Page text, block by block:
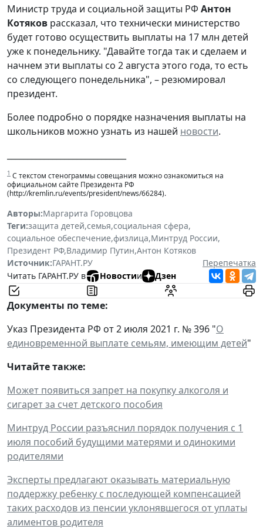
Министр труда и социальной защиты РФ Антон
Котяков рассказал, что технически министерство
будет готово осуществить выплаты на 17 млн детей
уже к понедельнику. "Давайте тогда так и сделаем и
начнем эти выплаты со 2 августа этого года, то есть
со следующего понедельника", – резюмировал
президент.
Более подробно о порядке назначения выплаты на
школьников можно узнать из нашей новости.
1 С текстом стенограммы совещания можно ознакомиться на
официальном сайте Президента РФ
(http://kremlin.ru/events/president/news/66284).
Авторы:Маргарита Горовцова
Теги:защита детей,семья,социальная сфера,
социальное обеспечение,физлица,Минтруд России,
Президент РФ,Владимир Путин,Антон Котяков
Источник:ГАРАНТ.РУ
Перепечатка
Читать ГАРАНТ.РУ в
Новостии Дзен
Документы по теме:
Указ Президента РФ от 2 июля 2021 г. № 396 "О
единовременной выплате семьям, имеющим детей"
Читайте также:
Может появиться запрет на покупку алкоголя и
сигарет за счет детского пособия
Минтруд России разъяснил порядок получения с 1
июля пособий будущими матерями и одинокими
родителями
Эксперты предлагают оказывать материальную
поддержку ребенку с последующей компенсацией
таких расходов из пенсии уклонявшегося от уплаты
алиментов родителя